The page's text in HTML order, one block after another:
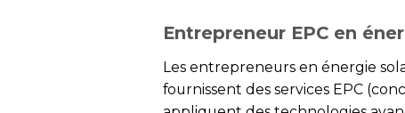
Entrepreneur EPC en
Les entrepreneurs en énergie
fournissent des services EPC